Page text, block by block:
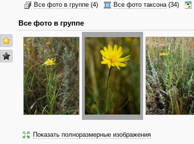
Все фото в группе (4) Все фото таксона(34)
Все фото в группе
Показать полноразмерные изображения